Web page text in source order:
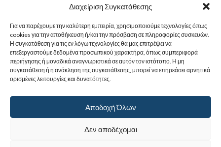
Διαχείριση Συγκατάθεσης
Για να παρέχουμε την καλύτερη εμπειρία, χρησιμοποιούμε τεχνολογίες όπως
cookies για την αποθήκευση ή/και την πρόσβαση σε πληροφορίες συσκευών.
Η συγκατάθεση για τις εν λόγω τεχνολογίες θα μας επιτρέψει να
επεξεργαστούμε δεδομένα προσωπικού χαρακτήρα, όπως συμπεριφορά
περιήγησης ή μοναδικά αναγνωριστικά σε αυτόν τον ιστότοπο. Η μη
συγκατάθεση ή η ανάκληση της συγκατάθεσης, μπορεί να επηρεάσει αρνητικά
ορισμένες λειτουργίες και δυνατότητες.
Αποδοχή Όλων
Δεν αποδέχομαι
Χρήσιμα Έγγραφα
Sitemap
Στοιχεία Επικοινωνίας
Powered by |